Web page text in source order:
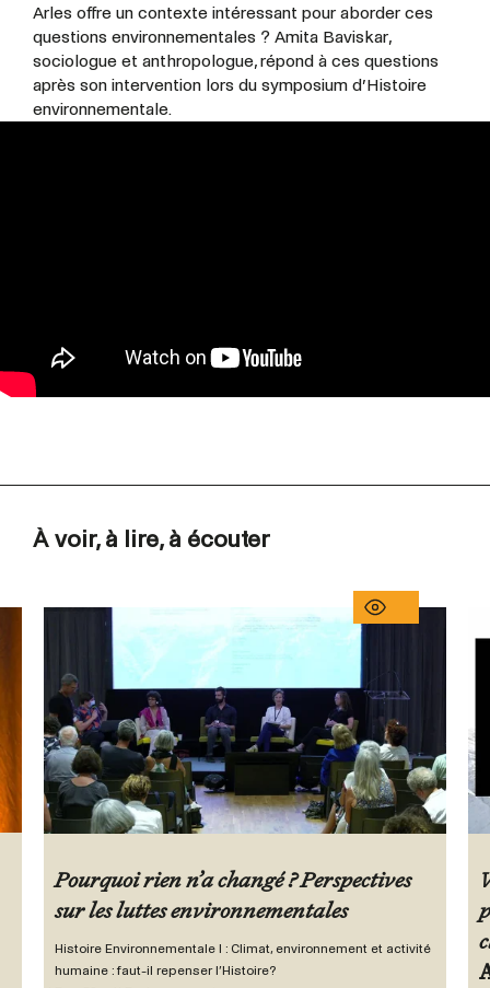
Arles offre un contexte intéressant pour aborder ces
questions environnementales ? Amita Baviskar,
sociologue et anthropologue, répond à ces questions
après son intervention lors du symposium d’Histoire
environnementale.
À voir, à lire, à écouter
Pourquoi rien n’a changé ? Perspectives
sur les luttes environnementales
Histoire Environnementale I : Climat, environnement et activité
humaine : faut-il repenser l’Histoire?